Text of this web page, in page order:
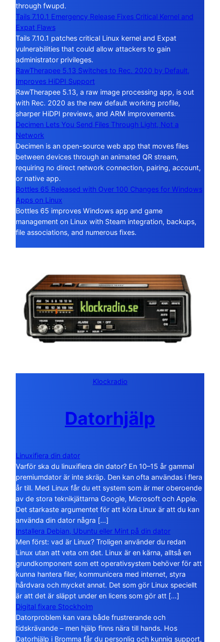
through fwupd.
Tails 7.10.1 Emergency Release Fixes Critical Kernel and
Expat Flaws
Tails 7.10.1 patches critical Linux kernel and Expat
vulnerabilities that could allow attackers to gain
administrator privileges.
RawTherapee 5.13 Switches to Rec. 2020 by Default,
Improves HiDPI Support
RawTherapee 5.13, a raw image processing app, is out
with Rec. 2020 as the new default working profile,
sharper HiDPI previews, and ARM improvements.
Decimen Lets You Send Files Through Light, Not a
Network
Decimen is an open-source web app that moves files
between devices through an animated QR stream,
requiring no direct network connection, pairing, account,
or native app.
Bottles 65 Released with Over 100 Changes for Windows
Apps on Linux
Bottles 65 improves Windows app and game
management on Linux with Steam integration, backups,
file associations, and numerous fixes.
Klockradio
Datorhjälp
Linuxifiera din dator
Varför ska du linuxifiera din dator? En 10–15 år gammal
premiumdator är inte skräp. Den kan ofta användas i flera
år till. Med Linux får du ett system som är mer oberoende
av de stora teknikjättarna Google, Microsoft och Apple.
Det starkaste argumentet för att köra Linux är att du kan
använda din dator några […]
Installera Debian, Ubuntu eller Mint på din dator
Men först: vad är Linux? Troligen använder du redan
Linux utan att veta om det. Linux är en kärna, alltså en
grundkomponent som ett operativsystem behöver för att
kunna hantera filer, kommunicera med internet, styra
hårdvara och mycket annat. Det som gör Linux speciellt
är att det är släppt under en licens som gör att […]
Digital fixare Stockholm
Datorproblem kan vara både frustrerande och
tidskrävande – men hjälp finns nära till hands. Hos
Datorhjälp i Bromma får du personlig och kunnig support,